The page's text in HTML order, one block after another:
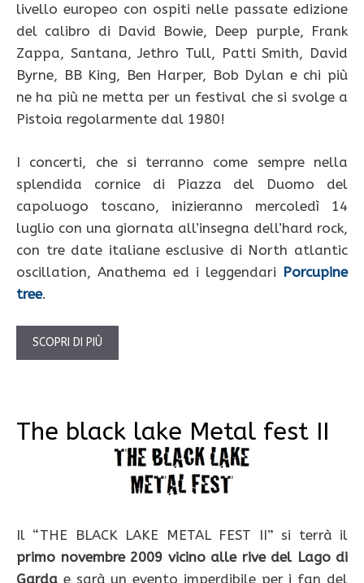
livello europeo con ospiti nelle passate edizione
del calibro di David Bowie, Deep purple, Frank
Zappa, Santana, Jethro Tull, Patti Smith, David
Byrne, BB King, Ben Harper, Bob Dylan e chi più
ne ha più ne metta per un festival che si svolge a
Pistoia regolarmente dal 1980!
I concerti, che si terranno come sempre nella
splendida cornice di Piazza del Duomo del
capoluogo toscano, inizieranno mercoledì 14
luglio con una giornata all’insegna dell’hard rock,
con tre date italiane esclusive di North atlantic
oscillation, Anathema ed i leggendari Porcupine
tree.
SCOPRI DI PIÙ
The black lake Metal fest II
Il “THE BLACK LAKE METAL FEST II” si terrà il
primo novembre 2009 vicino alle rive del Lago di
Garda e sarà un evento imperdibile per i fan del